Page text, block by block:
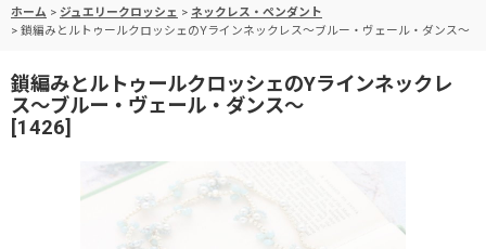
ホーム > ジュエリークロッシェ > ネックレス・ペンダント
> 鎖編みとルトゥールクロッシェのYラインネックレス〜ブルー・ヴェール・ダンス〜
鎖編みとルトゥールクロッシェのYラインネックレ
ス〜ブルー・ヴェール・ダンス〜
[1426]